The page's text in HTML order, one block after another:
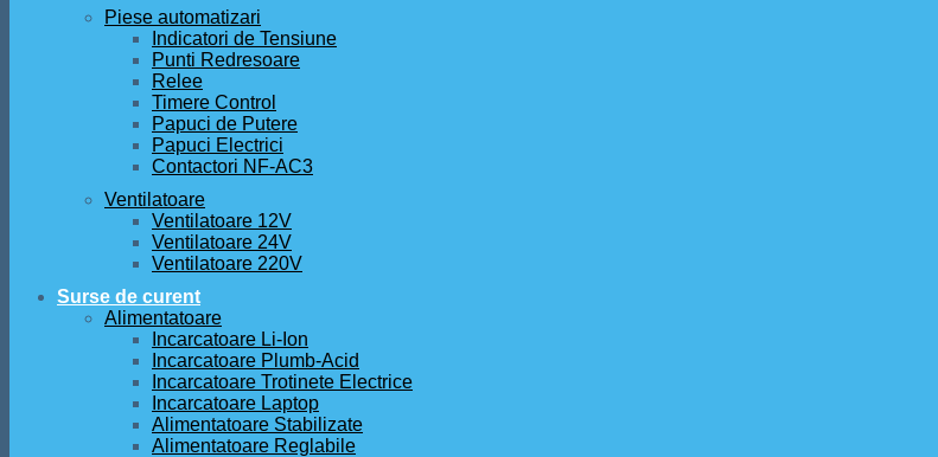
Piese automatizari
Indicatori de Tensiune
Punti Redresoare
Relee
Timere Control
Papuci de Putere
Papuci Electrici
Contactori NF-AC3
Ventilatoare
Ventilatoare 12V
Ventilatoare 24V
Ventilatoare 220V
Surse de curent
Alimentatoare
Incarcatoare Li-Ion
Incarcatoare Plumb-Acid
Incarcatoare Trotinete Electrice
Incarcatoare Laptop
Alimentatoare Stabilizate
Alimentatoare Reglabile